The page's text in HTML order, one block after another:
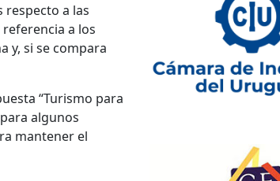
respecto a las
a los
y, si se compara
“Turismo para
algunos
mantener el